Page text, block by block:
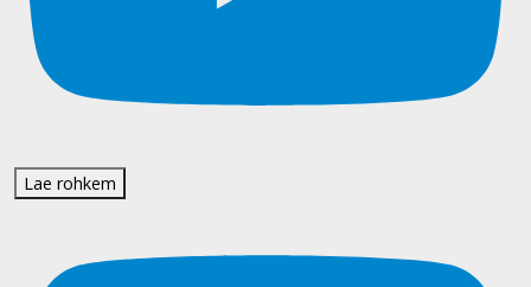
Lae rohkem